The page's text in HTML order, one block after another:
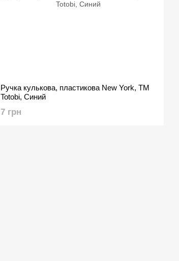
Ручка кулькова, пластикова New York, ТМ
Totobi, Синий
7 грн